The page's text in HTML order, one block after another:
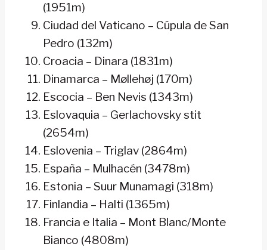
(1951m)
Ciudad del Vaticano – Cúpula de San
Pedro (132m)
Croacia – Dinara (1831m)
Dinamarca – Møllehøj (170m)
Escocia – Ben Nevis (1343m)
Eslovaquia – Gerlachovsky stit
(2654m)
Eslovenia – Triglav (2864m)
España – Mulhacén (3478m)
Estonia – Suur Munamagi (318m)
Finlandia – Halti (1365m)
Francia e Italia – Mont Blanc/Monte
Bianco (4808m)